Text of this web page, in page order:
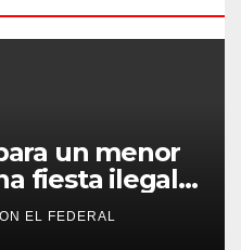
un menor
fiesta ilegal
en
EL FEDERAL